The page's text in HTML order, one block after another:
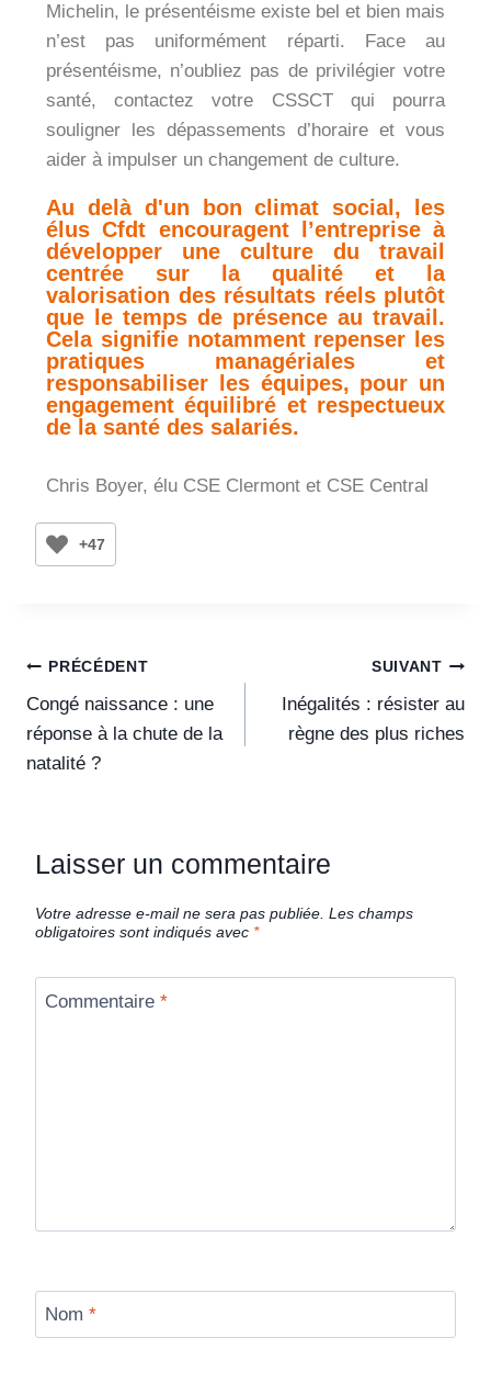
Michelin, le présentéisme existe bel et bien mais
n’est pas uniformément réparti. Face au
présentéisme, n’oubliez pas de privilégier votre
santé, contactez votre CSSCT qui pourra
souligner les dépassements d’horaire et vous
aider à impulser un changement de culture.
Au delà d'un bon climat social, les
élus Cfdt encouragent l’entreprise à
développer une culture du travail
centrée sur la qualité et la
valorisation des résultats réels plutôt
que le temps de présence au travail.
Cela signifie notamment repenser les
pratiques managériales et
responsabiliser les équipes, pour un
engagement équilibré et respectueux
de la santé des salariés.
Chris Boyer, élu CSE Clermont et CSE Central
+47
PRÉCÉDENT
Congé naissance : une
réponse à la chute de la
natalité ?
SUIVANT
Inégalités : résister au
règne des plus riches
Laisser un commentaire
Votre adresse e-mail ne sera pas publiée. Les champs
obligatoires sont indiqués avec *
Commentaire *
Nom *